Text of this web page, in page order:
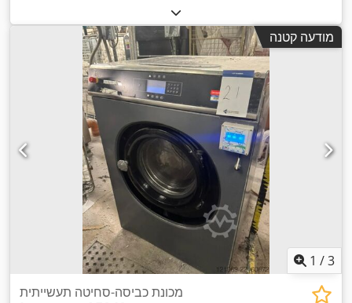
מודעה קטנה
1 /3
מכונת כביסה-סחיטה תעשייתית